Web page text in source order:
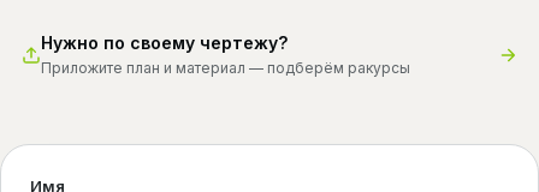
Нужно по своему чертежу?
Приложите план и материал — подберём ракурсы
Имя